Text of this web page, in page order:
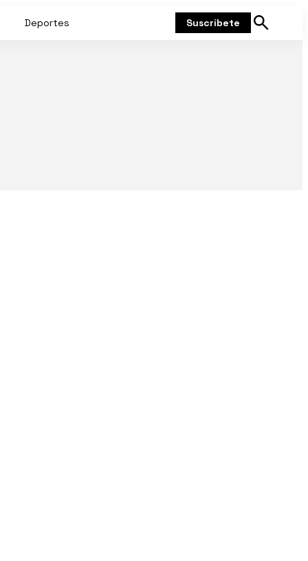
Deportes Suscríbete
Mostrar